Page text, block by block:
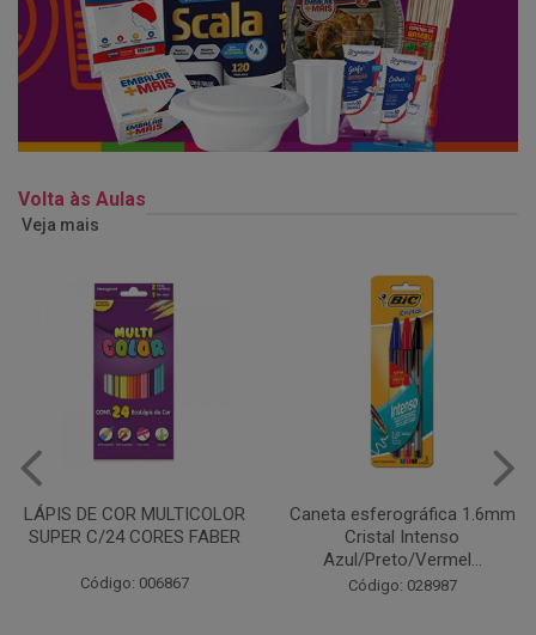
Volta às Aulas
Veja mais
Caneta esferográfica 1.6mm
Cristal Intenso
Código: 028987
COLA EM BASTÃO 40G - LEO
& LEO
Código: 028164